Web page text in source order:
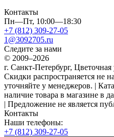
Контакты
Пн—Пт, 10:00—18:30
+7 (812) 309-27-05
1@3092705.ru
Следите за нами
© 2009–2026
г. Санкт-Петербург, Цветочная
Скидки распространяется не
уточняйте у менеджеров. |
наличие товара в магазине в
| Предложение не является
Контакты
Наши телефоны:
+7 (812) 309-27-05